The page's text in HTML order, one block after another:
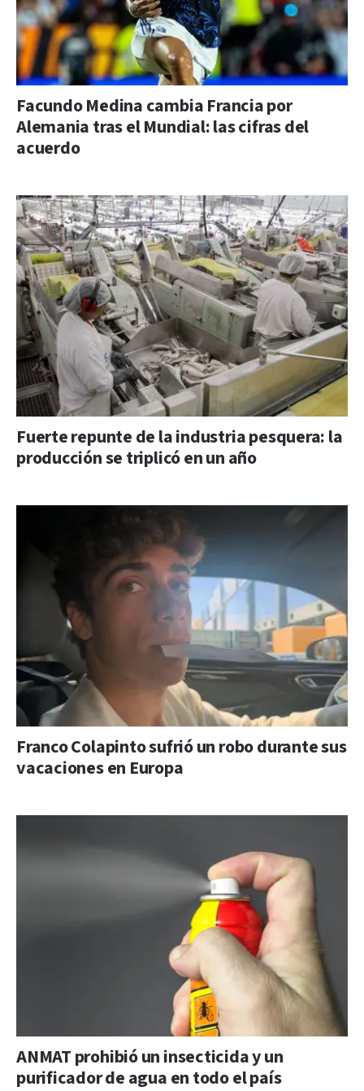
Facundo Medina cambia Francia por
Alemania tras el Mundial: las cifras del
acuerdo
Fuerte repunte de la industria pesquera: la
producción se triplicó en un año
Franco Colapinto sufrió un robo durante sus
vacaciones en Europa
ANMAT prohibió un insecticida y un
purificador de agua en todo el país